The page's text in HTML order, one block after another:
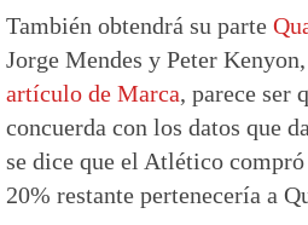
También obtendrá su parte
Jorge Mendes y Peter
artículo de Marca, parece ser
concuerda con los datos que da
se dice que el Atlético
20% restante pertenecería a